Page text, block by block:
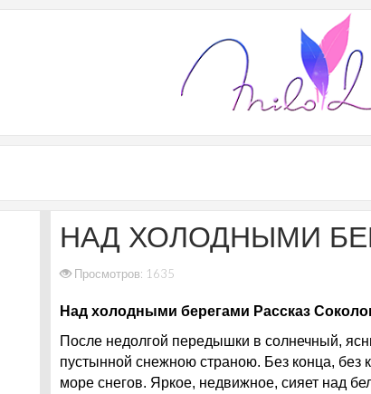
НАД ХОЛОДНЫМИ
Просмотров: 1635
Над холодными берегами Рассказ
После недолгой передышки в солнечный,
пустынной снежною страною. Без конца, без
море снегов. Яркое, недвижное, сияет над